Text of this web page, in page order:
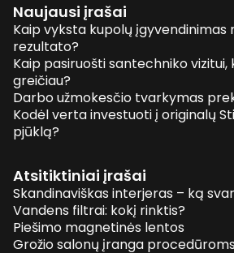
Naujausi įrašai
Kaip vyksta kupolų įgyvendinimas
rezultato?
Kaip pasiruošti santechniko
greičiau?
Darbo užmokesčio tvarkymas
Kodėl verta investuoti į originalų
pjūklą?
Atsitiktiniai įrašai
Skandinaviškas interjeras – ką
Vandens filtrai: kokį rinktis?
Piešimo magnetinės lentos
Grožio salonų įranga procedūroms